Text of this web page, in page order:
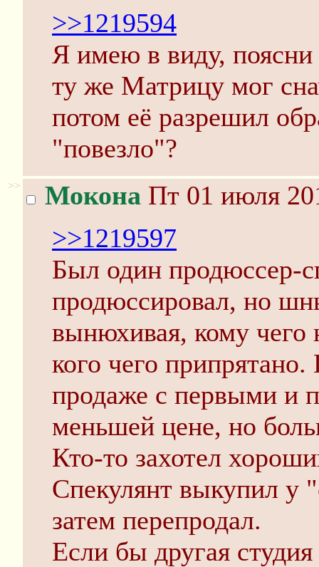
>>1219594
Я имею в виду, поясни
ту же Матрицу мог
потом её разрешил
"повезло"?
>> Мокона Пт 01 июля
>>1219597
Был один продюссер-
продюссировал, но
вынюхивая, кому
кого чего припрятано.
продаже с первыми и
меньшей цене, но
Кто-то захотел
Спекулянт выкупил у
затем перепродал.
Если бы другая